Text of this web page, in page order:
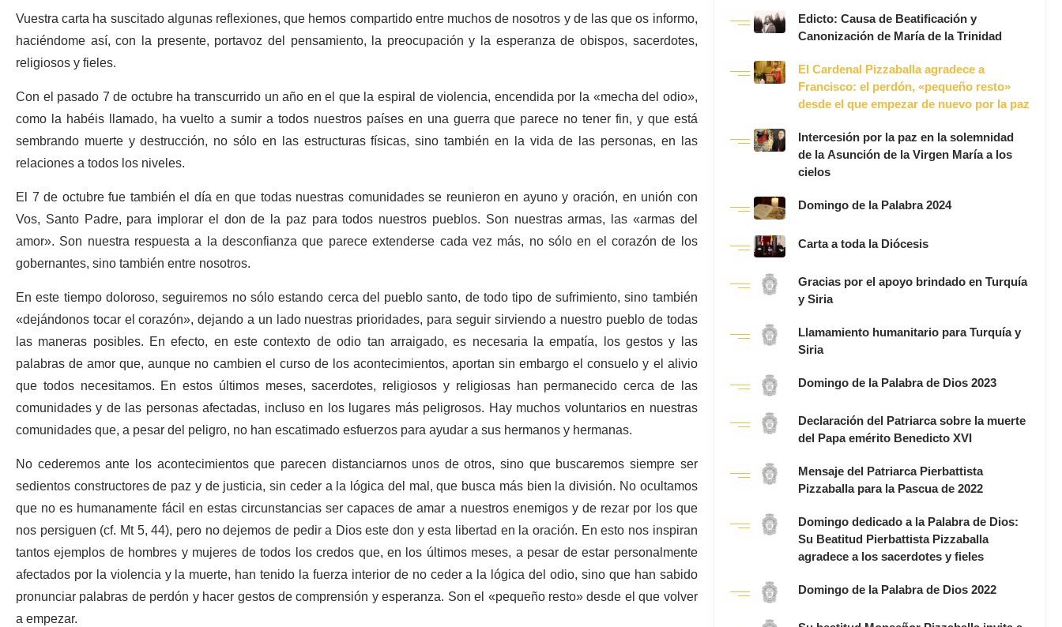
Vuestra carta ha suscitado algunas reflexiones, que hemos compartido entre muchos de nosotros y de las que os informo,
haciéndome así, con la presente, portavoz del pensamiento, la preocupación y la esperanza de obispos, sacerdotes,
religiosos y fieles.
Con el pasado 7 de octubre ha transcurrido un año en el que la espiral de violencia, encendida por la «mecha del odio»,
como la habéis llamado, ha vuelto a sumir a todos nuestros países en una guerra que parece no tener fin, y que está
sembrando muerte y destrucción, no sólo en las estructuras físicas, sino también en la vida de las personas, en las
relaciones a todos los niveles.
El 7 de octubre fue también el día en que todas nuestras comunidades se reunieron en ayuno y oración, en unión con
Vos, Santo Padre, para implorar el don de la paz para todos nuestros pueblos. Son nuestras armas, las «armas del
amor». Son nuestra respuesta a la desconfianza que parece extenderse cada vez más, no sólo en el corazón de los
gobernantes, sino también entre nosotros.
En este tiempo doloroso, seguiremos no sólo estando cerca del pueblo santo, de todo tipo de sufrimiento, sino también
«dejándonos tocar el corazón», dejando a un lado nuestras prioridades, para seguir sirviendo a nuestro pueblo de todas
las maneras posibles. En efecto, en este contexto de odio tan arraigado, es necesaria la empatía, los gestos y las
palabras de amor que, aunque no cambien el curso de los acontecimientos, aportan sin embargo el consuelo y el alivio
que todos necesitamos. En estos últimos meses, sacerdotes, religiosos y religiosas han permanecido cerca de las
comunidades y de las personas afectadas, incluso en los lugares más peligrosos. Hay muchos voluntarios en nuestras
comunidades que, a pesar del peligro, no han escatimado esfuerzos para ayudar a sus hermanos y hermanas.
No cederemos ante los acontecimientos que parecen distanciarnos unos de otros, sino que buscaremos siempre ser
sedientos constructores de paz y de justicia, sin ceder a la lógica del mal, que busca más bien la división. No ocultamos
que no es humanamente fácil en estas circunstancias ser capaces de amar a nuestros enemigos y de rezar por los que
nos persiguen (cf. Mt 5, 44), pero no dejemos de pedir a Dios este don y esta libertad en la oración. En esto nos inspiran
tantos ejemplos de hombres y mujeres de todos los credos que, en los últimos meses, a pesar de estar personalmente
afectados por la violencia y la muerte, han tenido la fuerza interior de no ceder a la lógica del odio, sino que han sabido
pronunciar palabras de perdón y hacer gestos de comprensión y esperanza. Son el «pequeño resto» desde el que volver
a empezar.
Edicto: Causa de Beatificación y
Canonización de María de la Trinidad
El Cardenal Pizzaballa agradece a
Francisco: el perdón, «pequeño resto»
desde el que empezar de nuevo por la paz
Intercesión por la paz en la solemnidad
de la Asunción de la Virgen María a los
cielos
Domingo de la Palabra 2024
Carta a toda la Diócesis
Gracias por el apoyo brindado en Turquía
y Siria
Llamamiento humanitario para Turquía y
Siria
Domingo de la Palabra de Dios 2023
Declaración del Patriarca sobre la muerte
del Papa emérito Benedicto XVI
Mensaje del Patriarca Pierbattista
Pizzaballa para la Pascua de 2022
Domingo dedicado a la Palabra de Dios:
Su Beatitud Pierbattista Pizzaballa
agradece a los sacerdotes y fieles
Domingo de la Palabra de Dios 2022